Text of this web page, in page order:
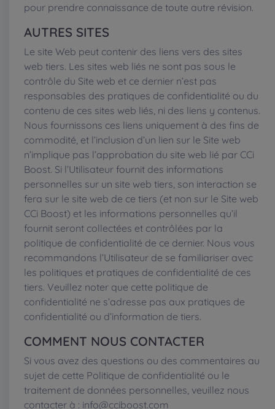
pour prendre connaissance de toute autre révision.
AUTRES SITES
Le site Web peut contenir des liens vers des sites
web tiers. Les sites web liés ne sont pas sous le
contrôle du Site web et ce dernier n’est pas
responsables des pratiques de confidentialité ou du
contenu de ces sites web liés, ni des liens y contenus.
Nous fournissons ces liens uniquement à des fins de
commodité, et l’inclusion d’un lien sur le Site web
n’implique pas l’approbation du site web lié par CCi
Boost. Si l’Utilisateur fournit des informations
personnelles sur un site web tiers, son interaction se
fera sur le site web de ce tiers (et non sur le Site web
CCi Boost) et les informations personnelles qu’il
fournit seront collectées et contrôlées par la
politique de confidentialité de ce dernier. Nous vous
recommandons l’Utilisateur de se familiariser avec
les politiques et pratiques de confidentialité de ces
tiers. Veuillez noter que cette politique de
confidentialité ne s’adresse pas aux pratiques de
confidentialité ou d’information de tiers.
COMMENT NOUS CONTACTER
Si vous avez des questions ou des commentaires au
sujet de cette Politique de confidentialité ou le
traitement de données personnelles, veuillez nous
contacter à : info@cciboost.com